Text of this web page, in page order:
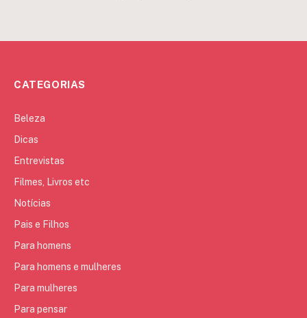
CATEGORIAS
Beleza
Dicas
Entrevistas
Filmes, Livros etc
Notícias
Pais e Filhos
Para homens
Para homens e mulheres
Para mulheres
Para pensar